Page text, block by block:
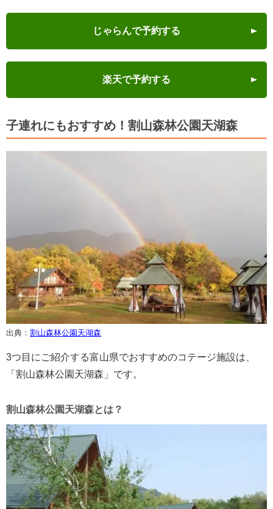
じゃらんで予約する
楽天で予約する
子連れにもおすすめ！割山森林公園天湖森
出典： 割山森林公園天湖森
3つ目にご紹介する富山県でおすすめのコテージ施設は、
「割山森林公園天湖森」です。
割山森林公園天湖森とは？